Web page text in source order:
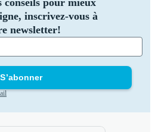
conseils pour mieux
inscrivez-vous à
newsletter!
S’abonner